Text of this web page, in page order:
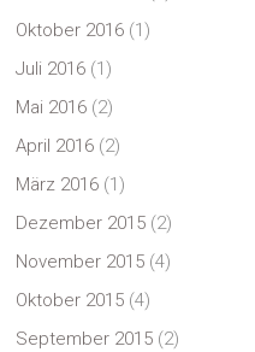
Oktober 2016 (1)
Juli 2016 (1)
Mai 2016 (2)
April 2016 (2)
März 2016 (1)
Dezember 2015 (2)
November 2015 (4)
Oktober 2015 (4)
September 2015 (2)